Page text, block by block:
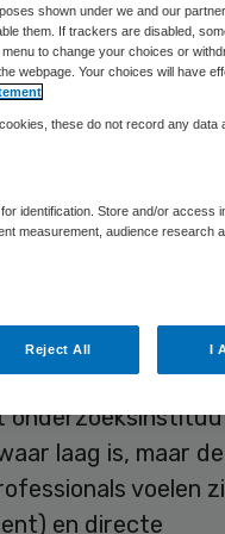
36 keer gelezen
professionals
de raad van
aan dat
feitelijke
gevoel door de top
laag is, maar
voelen
en directe
shown under we and our
them. If trackers are disabled,
to change your choices or
webpage. Your choices will have
these do not record any data
identification. Store and/or access
measurement, audience research
Reject All I